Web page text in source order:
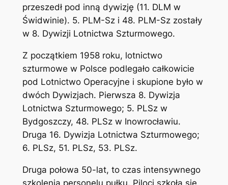
przeszedł pod inną dywizję (11. DLM w
Świdwinie). 5. PLM-Sz i 48. PLM-Sz zostały
w 8. Dywizji Lotnictwa Szturmowego.
Z początkiem 1958 roku, lotnictwo
szturmowe w Polsce podlegało całkowicie
pod Lotnictwo Operacyjne i skupione było w
dwóch Dywizjach. Pierwsza 8. Dywizja
Lotnictwa Szturmowego; 5. PLSz w
Bydgoszczy, 48. PLSz w Inowrocławiu.
Druga 16. Dywizja Lotnictwa Szturmowego;
6. PLSz, 51. PLSz, 53. PLSz.
Druga połowa 50-lat, to czas intensywnego
szkolenia personelu pułku. Piloci szkołą się